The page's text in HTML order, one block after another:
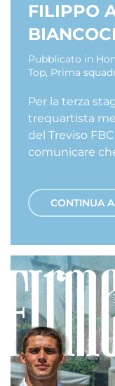
FILIPPO
Pubblicato in
Top, Prima
Per la terza
trequartista
del Treviso
comunicare
CONTINUA